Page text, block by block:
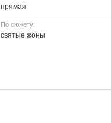
прямая
По сюжету:
святые жоны